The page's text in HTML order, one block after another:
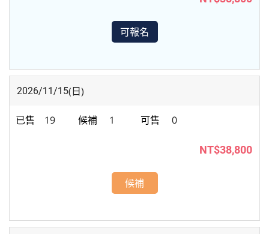
可報名
2026/11/15(日)
19 1 0
NT$38,800
候補